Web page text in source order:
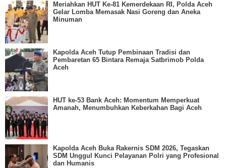
Meriahkan HUT Ke-81 Kemerdekaan RI, Polda Aceh
Gelar Lomba Memasak Nasi Goreng dan Aneka
Minuman
Kapolda Aceh Tutup Pembinaan Tradisi dan
Pembaretan 65 Bintara Remaja Satbrimob Polda
Aceh
HUT ke-53 Bank Aceh: Momentum Memperkuat
Amanah, Menumbuhkan Keberkahan Bagi Aceh
Kapolda Aceh Buka Rakernis SDM 2026, Tegaskan
SDM Unggul Kunci Pelayanan Polri yang Profesional
dan Humanis